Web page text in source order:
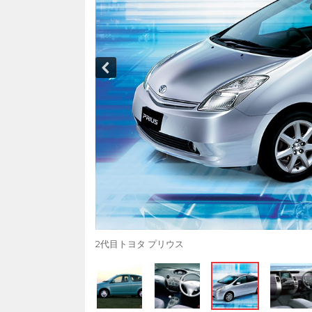
2代目トヨタ プリウス